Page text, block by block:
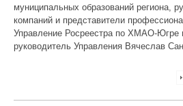
муниципальных образований региона,
компаний и представители
Управление Росреестра по ХМАО‑Югре
руководитель Управления Вячеслав